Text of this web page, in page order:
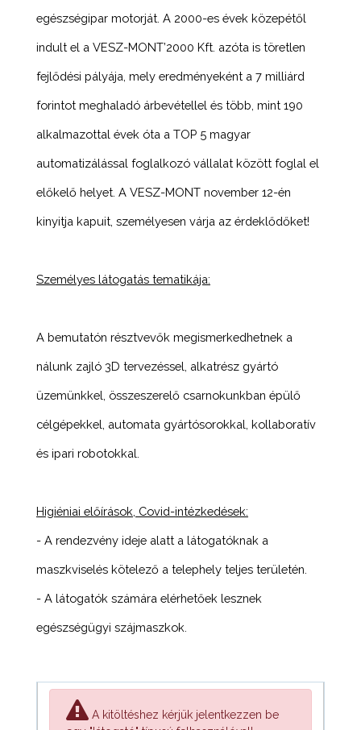
egészségipar motorját. A 2000-es évek közepétől
indult el a VESZ-MONT’2000 Kft. azóta is töretlen
fejlődési pályája, mely eredményeként a 7 milliárd
forintot meghaladó árbevétellel és több, mint 190
alkalmazottal évek óta a TOP 5 magyar
automatizálással foglalkozó vállalat között foglal el
előkelő helyet. A VESZ-MONT november 12-én
kinyitja kapuit, személyesen várja az érdeklődőket!
Személyes látogatás tematikája:
A bemutatón résztvevők megismerkedhetnek a
nálunk zajló 3D tervezéssel, alkatrész gyártó
üzemünkkel, összeszerelő csarnokunkban épülő
célgépekkel, automata gyártósorokkal, kollaboratív
és ipari robotokkal.
Higiéniai előírások, Covid-intézkedések:
- A rendezvény ideje alatt a látogatóknak a
maszkviselés kötelező a telephely teljes területén.
- A látogatók számára elérhetőek lesznek
egészségügyi szájmaszkok.
A kitöltéshez kérjük jelentkezzen be